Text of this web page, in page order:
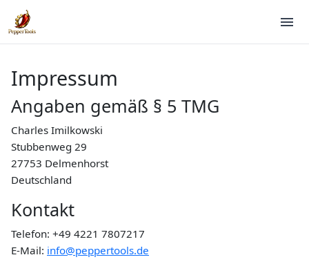
Impressum
Angaben gemäß § 5 TMG
Charles Imilkowski
Stubbenweg 29
27753 Delmenhorst
Deutschland
Kontakt
Telefon: +49 4221 7807217
E-Mail: info@peppertools.de